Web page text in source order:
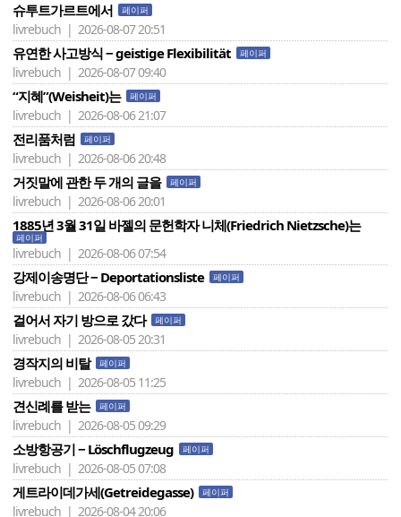
슈투트가르트에서 페이퍼
livrebuch | 2026-08-07 20:51
유연한 사고방식 − geistige Flexibilität 페이퍼
livrebuch | 2026-08-07 09:40
“지혜”(Weisheit)는 페이퍼
livrebuch | 2026-08-06 21:07
전리품처럼 페이퍼
livrebuch | 2026-08-06 20:48
거짓말에 관한 두 개의 글을 페이퍼
livrebuch | 2026-08-06 20:01
1885년 3월 31일 바젤의 문헌학자 니체(Friedrich Nietzsche)는
페이퍼
livrebuch | 2026-08-06 07:54
강제이송명단 − Deportationsliste 페이퍼
livrebuch | 2026-08-06 06:43
걸어서 자기 방으로 갔다 페이퍼
livrebuch | 2026-08-05 20:31
경작지의 비탈 페이퍼
livrebuch | 2026-08-05 11:25
견신례를 받는 페이퍼
livrebuch | 2026-08-05 09:29
소방항공기 − Löschflugzeug 페이퍼
livrebuch | 2026-08-05 07:08
게트라이데가세(Getreidegasse) 페이퍼
livrebuch | 2026-08-04 20:06